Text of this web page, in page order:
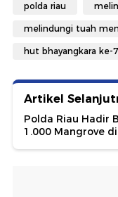
polda riau
melindungi tuah
hut bhayangkara ke-
Artikel
Polda Riau Hadir
1.000 Mangrove